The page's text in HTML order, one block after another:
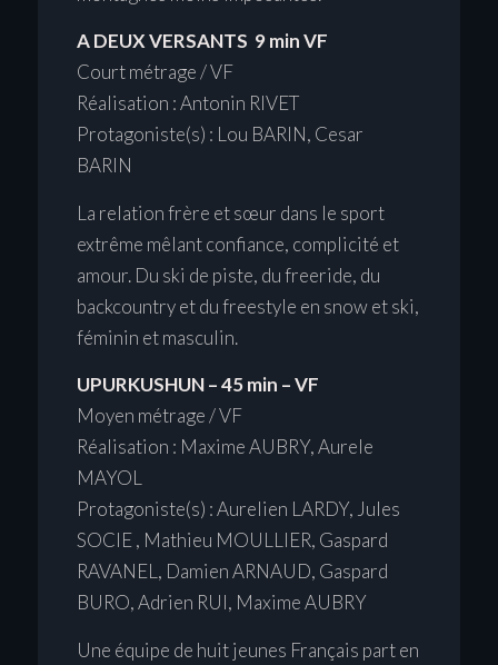
A DEUX VERSANTS 9 min VF
Court métrage / VF
Réalisation : Antonin RIVET
Protagoniste(s) : Lou BARIN, Cesar
BARIN
La relation frère et sœur dans le sport
extrême mêlant confiance, complicité et
amour. Du ski de piste, du freeride, du
backcountry et du freestyle en snow et ski,
féminin et masculin.
UPURKUSHUN – 45 min – VF
Moyen métrage / VF
Réalisation : Maxime AUBRY, Aurele
MAYOL
Protagoniste(s) : Aurelien LARDY, Jules
SOCIE , Mathieu MOULLIER, Gaspard
RAVANEL, Damien ARNAUD, Gaspard
BURO, Adrien RUI, Maxime AUBRY
Une équipe de huit jeunes Français part en